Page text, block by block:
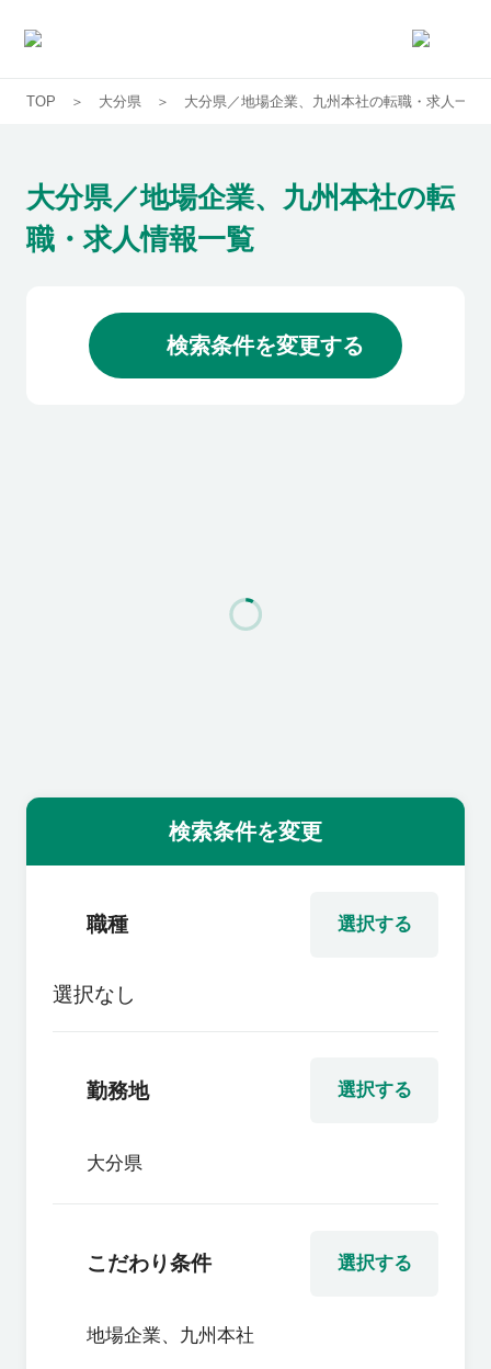
求人一覧
企業一覧
お気に入り求人
よくあるご質問
企業の担当者様
TOP 大分県 大分県／地場企業、九州本社の転職・求人一覧
大分県／地場企業、九州本社の転
職・求人情報一覧
検索条件を変更する
検索条件を変更
選択する
職種
選択なし
選択する
勤務地
大分県
選択する
こだわり条件
地場企業、九州本社